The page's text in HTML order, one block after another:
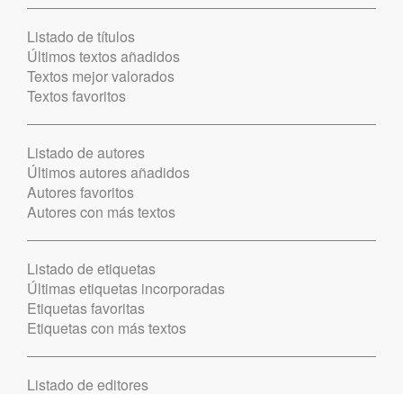
Listado de títulos
Últimos textos añadidos
Textos mejor valorados
Textos favoritos
Listado de autores
Últimos autores añadidos
Autores favoritos
Autores con más textos
Listado de etiquetas
Últimas etiquetas incorporadas
Etiquetas favoritas
Etiquetas con más textos
Listado de editores